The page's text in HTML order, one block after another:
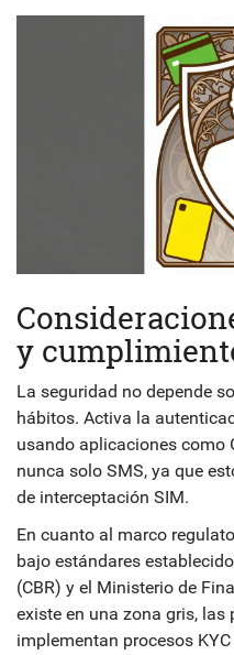
y
La seguridad no depende
hábitos. Activa la
usando aplicaciones como
nunca solo SMS, ya que
de interceptación SIM.
En cuanto al marco
bajo estándares
(CBR) y el Ministerio de
existe en una zona gris,
implementan procesos